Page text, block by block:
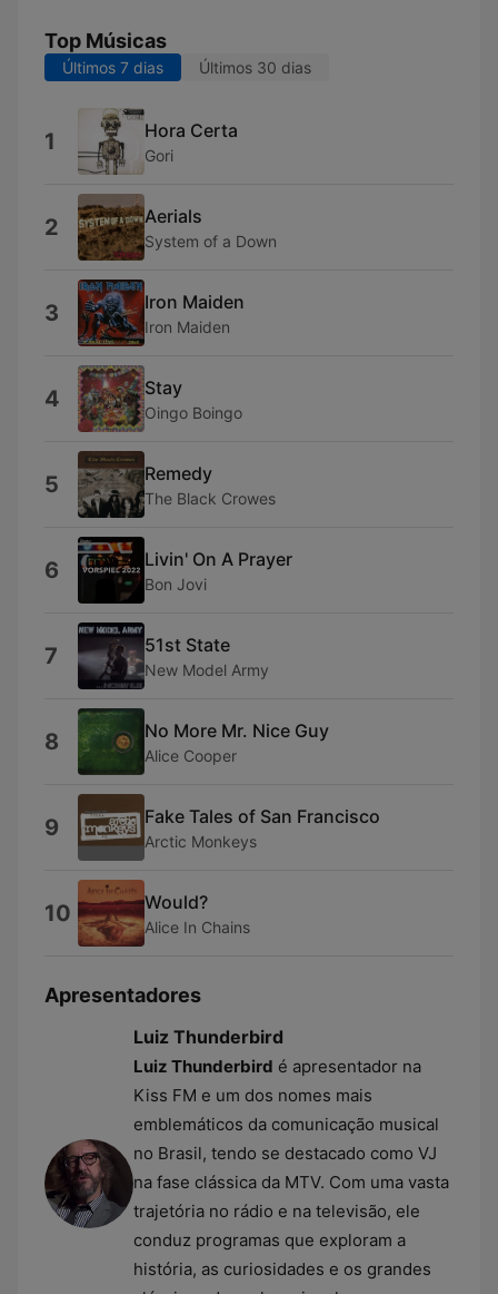
Top Músicas
Últimos 7 dias Últimos 30 dias
1 Hora Certa
Gori
2 Aerials
System of a Down
3 Iron Maiden
Iron Maiden
4 Stay
Oingo Boingo
5 Remedy
The Black Crowes
6 Livin' On A Prayer
Bon Jovi
7 51st State
New Model Army
8 No More Mr. Nice Guy
Alice Cooper
9 Fake Tales of San Francisco
Arctic Monkeys
10 Would?
Alice In Chains
Apresentadores
Luiz Thunderbird
Luiz Thunderbird é apresentador na
Kiss FM e um dos nomes mais
emblemáticos da comunicação musical
no Brasil, tendo se destacado como VJ
na fase clássica da MTV. Com uma vasta
trajetória no rádio e na televisão, ele
conduz programas que exploram a
história, as curiosidades e os grandes